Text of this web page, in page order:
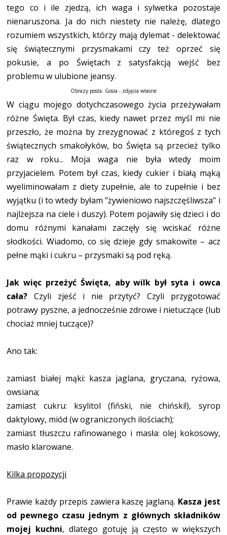
tego co i ile zjedzą, ich waga i sylwetka pozostaje
nienaruszona. Ja do nich niestety nie należę, dlatego
rozumiem wszystkich, którzy mają dylemat - delektować
się świątecznymi przysmakami czy też oprzeć się
pokusie, a po Świętach z satysfakcją wejść bez
problemu w ulubione jeansy.
Obrazy posta: Gosia - zdjęcia własne
W ciągu mojego dotychczasowego życia przeżywałam
różne Święta. Był czas, kiedy nawet przez myśl mi nie
przeszło, że można by zrezygnować z któregoś z tych
świątecznych smakołyków, bo Święta są przecież tylko
raz w roku... Moja waga nie była wtedy moim
przyjacielem. Potem był czas, kiedy cukier i białą mąką
wyeliminowałam z diety zupełnie, ale to zupełnie i bez
wyjątku (i to wtedy byłam "żywieniowo najszczęśliwsza" i
najlżejsza na ciele i duszy). Potem pojawiły się dzieci i do
domu różnymi kanałami zaczęły się wciskać różne
słodkości. Wiadomo, co się dzieje gdy smakowite – acz
pełne mąki i cukru – przysmaki są pod ręką.
Jak więc przeżyć Święta, aby wilk był syta i owca
cała?Czyli zjeść i nie przytyć? Czyli przygotować
potrawy pyszne, a jednocześnie zdrowe i nietuczące (lub
chociaż mniej tuczące)?
Ano tak:
zamiast białej mąki: kasza jaglana, gryczana, ryżowa,
owsiana;
zamiast cukru: ksylitol (fiński, nie chiński!), syrop
daktylowy, miód (w ograniczonych ilościach);
zamiast tłuszczu rafinowanego i masła: olej kokosowy,
masło klarowane.
Kilka propozycji
Prawie każdy przepis zawiera kaszę jaglaną. Kasza jest
od pewnego czasu jednym z głównych składników
mojej kuchni, dlatego gotuję ją często w większych